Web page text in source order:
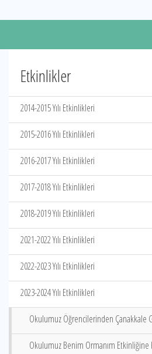
Etkinlikler
2014-2015 Yılı Etkinlikleri
2015-2016 Yılı Etkinlikleri
2016-2017 Yılı Etkinlikleri
2017-2018 Yılı Etkinlikleri
2018-2019 Yılı Etkinlikleri
2021-2022 Yılı Etkinlikleri
2022-2023 Yılı Etkinlikleri
2023-2024 Yılı Etkinlikleri
Okulumuz Öğrencilerinden Çanakkale
Okulumuz Benim Ormanım Etkinliğine